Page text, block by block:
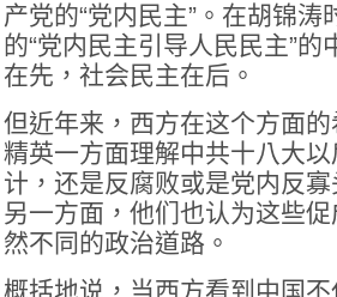
产党的“党内民主”。在胡锦
的“党内民主引导人民民主”
在先，社会民主在后。
但近年来，西方在这个方面
精英一方面理解中共十八大
计，还是反腐败或是党内反
另一方面，他们也认为这些
然不同的政治道路。
概括地说，当西方看到中国